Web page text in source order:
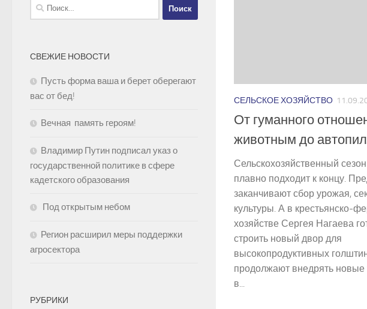
СЕЛЬСКОЕ ХОЗЯЙСТВО
От гуманного
животным до
Сельскохозяйственный
плавно подходит к концу.
заканчивают сбор урожая,
культуры. А в крестьянско-
хозяйстве Сергея Нагаева
строить новый двор для
высокопродуктивных
продолжают внедрять новые
в...
Найти:
СВЕЖИЕ НОВОСТИ
Пусть форма ваша и берет оберегают
вас от бед!
Вечная память героям!
Владимир Путин подписал указ о
государственной политике в сфере
кадетского образования
Под открытым небом
Регион расширил меры поддержки
агросектора
РУБРИКИ